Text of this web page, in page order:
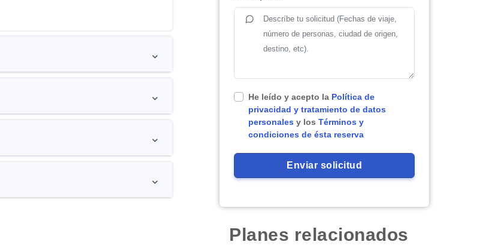
He leído y acepto la Política de
privacidad y tratamiento de datos
personales y los Términos y
condiciones de ésta reserva
Planes relacionados